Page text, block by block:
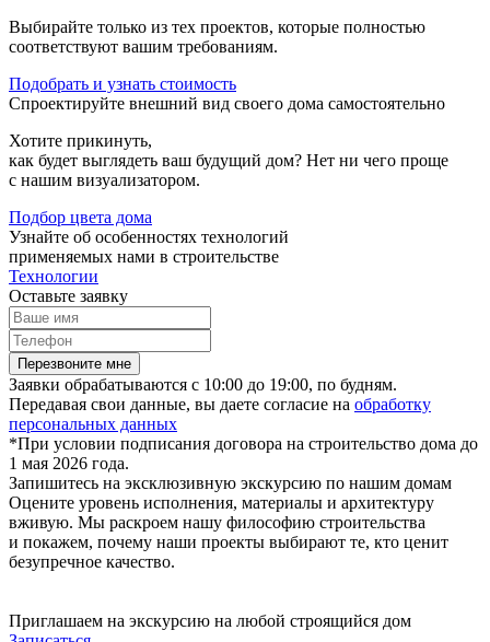
Выбирайте только из тех проектов, которые полностью
соответствуют вашим требованиям.
Подобрать и узнать стоимость
Спроектируйте внешний вид своего дома самостоятельно
Хотите прикинуть,
как будет выглядеть ваш будущий дом? Нет ни чего проще
с нашим визуализатором.
Подбор цвета дома
Узнайте об особенностях технологий
применяемых нами в строительстве
Технологии
Оставьте заявку
Перезвоните мне
Заявки обрабатываются с 10:00 до 19:00, по будням.
Передавая свои данные, вы даете согласие на обработку
персональных данных
*При условии подписания договора на строительство дома до
1 мая 2026 года.
Запишитесь на эксклюзивную экскурсию по нашим домам
Оцените уровень исполнения, материалы и архитектуру
вживую. Мы раскроем нашу философию строительства
и покажем, почему наши проекты выбирают те, кто ценит
безупречное качество.
Приглашаем на экскурсию на любой строящийся дом